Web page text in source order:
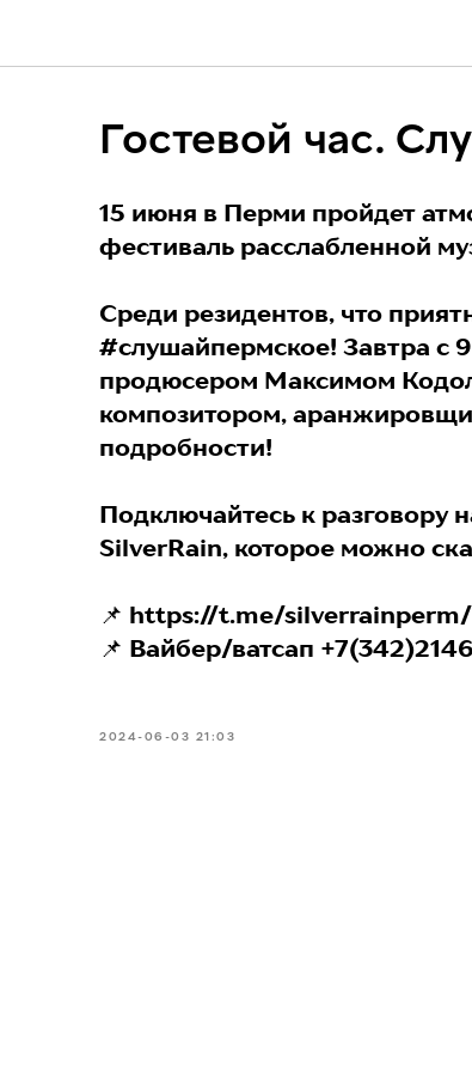
Гостевой час.
15 июня в Перми пройдет
фестиваль расслабленной
Среди резидентов, что
#слушайпермское! Завтра с
продюсером Максимом
композитором,
подробности!
Подключайтесь к разговору
SilverRain, которое можно
📌 https://t.me/silverrainperm/
📌 Вайбер/ватсап
2024-06-03 21:03